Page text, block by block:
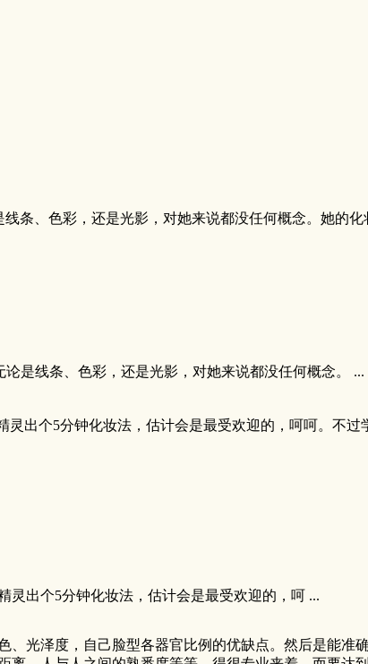
条、色彩，还是光影，对她来说都没任何概念。她的
是线条、色彩，还是光影，对她来说都没任何概念。 ...
灵出个5分钟化妆法，估计会是最受欢迎的，呵呵。不
出个5分钟化妆法，估计会是最受欢迎的，呵 ...
光泽度，自己脸型各器官比例的优缺点。然后是能准